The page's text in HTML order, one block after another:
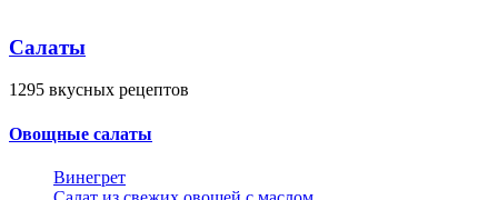
Салаты
1295 вкусных рецептов
Овощные салаты
Винегрет